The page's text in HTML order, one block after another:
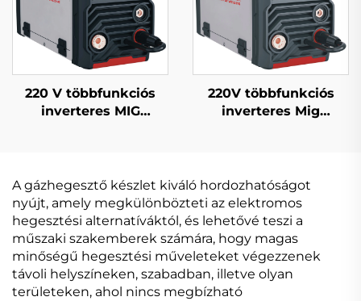
220 V többfunkciós
inverteres MIG
hegesztőgép
220V többfunkciós
inverteres Mig
hegesztőgép
A gázhegesztő készlet kiváló hordozhatóságot
nyújt, amely megkülönbözteti az elektromos
hegesztési alternatíváktól, és lehetővé teszi a
műszaki szakemberek számára, hogy magas
minőségű hegesztési műveleteket végezzenek
távoli helyszíneken, szabadban, illetve olyan
területeken, ahol nincs megbízható